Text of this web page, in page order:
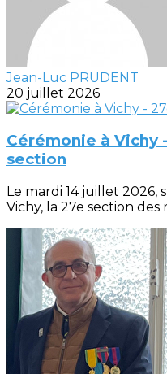
Jean-Luc PRUDENT
20 juillet 2026
Cérémonie à Vichy
section
Le mardi 14 juillet 2026,
Vichy, la 27e section des